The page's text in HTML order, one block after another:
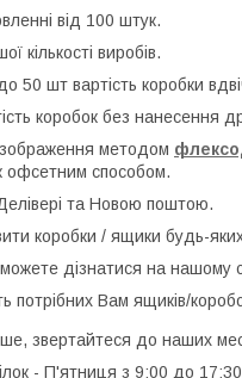
від 100 штук.
кількості виробів.
50 шт вартість коробки
коробок без нанесення
методом
офсетним способом.
та Новою поштою.
коробки / ящики будь-яких
дізнатися на нашому
потрібних Вам ящиків/
звертайтеся до наших
- П'ятниця з 9:00 до